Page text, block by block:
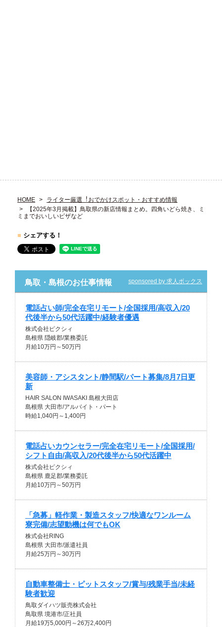
HOME
ライター厳選︕おでかけスポット・おすすめ情報
【2025年3月掲載】鳥取県の新店情報まとめ。四角いどら焼き、ミ
ミまでおいしいピザなど
■ シェアする！
鳥取・島根のお仕事情報 sponsored by 求人ボックス
電話占い師/完全在宅リモート/全国採用/高収入/20
代後半から50代活躍中/経験者優遇
株式会社ピクシィ
島根県 隠岐郡/業務委託
月給10万円～50万円
美容師・アシスタント/静間駅/パート募集/8月7日更
新
HAIR SALON IWASAKI 島根大田店
島根県 大田市/アルバイト・パート
時給1,040円～1,400円
電話占いカウンセラー/完全在宅リモート/全国採用/
シフト自由/高収入/20代後半から50代活躍中
株式会社ピクシィ
島根県 鹿足郡/業務委託
月給10万円～50万円
「急募」軽作業・製造スタッフ/快適なワンルーム
寮完備/志望動機は何でもOK
株式会社RING
島根県 大田市/派遣社員
月給25万円～30万円
自動車整備士・ピットスタッフ/賞与/残業手当/未経
験者歓迎
鳥取ダイハツ販売株式会社
鳥取県 境港市/正社員
月給19万5,000円～26万2,400円